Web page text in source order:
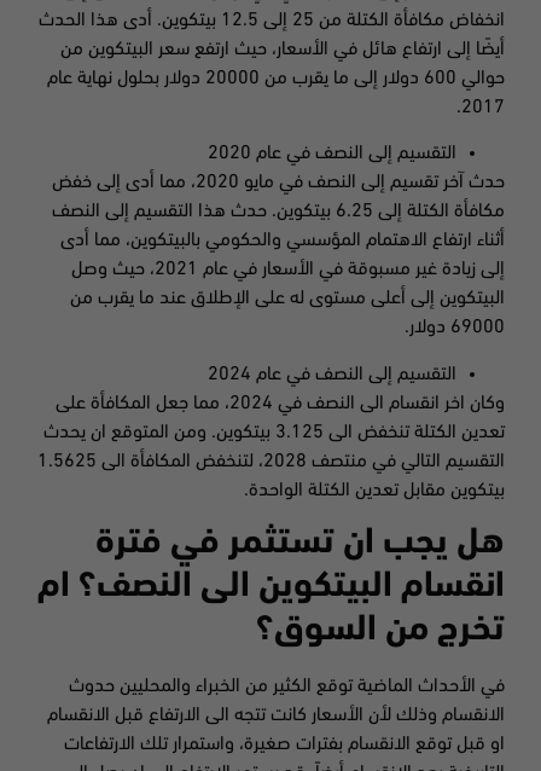
انخفاض مكافأة الكتلة من 25 إلى 12.5 بيتكوين. أدى هذا الحدث
أيضًا إلى ارتفاع هائل في الأسعار، حيث ارتفع سعر البيتكوين من
حوالي 600 دولار إلى ما يقرب من 20000 دولار بحلول نهاية عام
2017.
التقسيم إلى النصف في عام 2020
حدث آخر تقسيم إلى النصف في مايو 2020، مما أدى إلى خفض
مكافأة الكتلة إلى 6.25 بيتكوين. حدث هذا التقسيم إلى النصف
أثناء ارتفاع الاهتمام المؤسسي والحكومي بالبيتكوين، مما أدى
إلى زيادة غير مسبوقة في الأسعار في عام 2021، حيث وصل
البيتكوين إلى أعلى مستوى له على الإطلاق عند ما يقرب من
69000 دولار.
التقسيم إلى النصف في عام 2024
وكان اخر انقسام الى النصف في 2024، مما جعل المكافأة على
تعدين الكتلة تنخفض الى 3.125 بيتكوين. ومن المتوقع ان يحدث
التقسيم التالي في منتصف 2028، لتنخفض المكافأة الى 1.5625
بيتكوين مقابل تعدين الكتلة الواحدة.
هل يجب ان تستثمر في فترة
انقسام البيتكوين الى النصف؟ ام
تخرج من السوق؟
في الأحداث الماضية توقع الكثير من الخبراء والمحليين حدوث
الانقسام وذلك لأن الأسعار كانت تتجه الى الارتفاع قبل الانقسام
او قبل توقع الانقسام بفترات صغيرة، واستمرار تلك الارتفاعات